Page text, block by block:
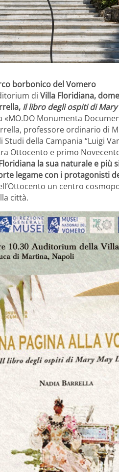
borbonico del Vomero
di Villa Floridiana,
Il libro degli ospiti di Mary
Monumenta
professore ordinario di
della Campania “Luigi
Ottocento e primo
la sua naturale e più
legame con i protagonisti
un centro
città.